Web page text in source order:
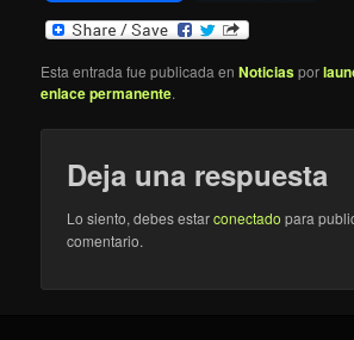
Esta entrada fue publicada enNoticiaspor
enlace permanente.
Deja una respuesta
Lo siento, debes estarconectado para
comentario.